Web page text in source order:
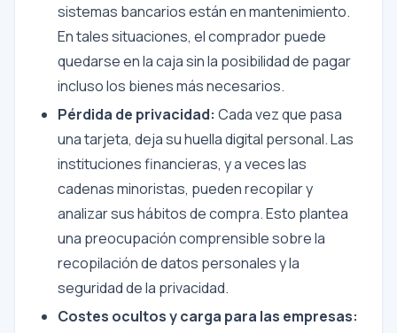
sistemas bancarios están en mantenimiento.
En tales situaciones, el comprador puede
quedarse en la caja sin la posibilidad de pagar
incluso los bienes más necesarios.
Pérdida de privacidad: Cada vez que pasa
una tarjeta, deja su huella digital personal. Las
instituciones financieras, y a veces las
cadenas minoristas, pueden recopilar y
analizar sus hábitos de compra. Esto plantea
una preocupación comprensible sobre la
recopilación de datos personales y la
seguridad de la privacidad.
Costes ocultos y carga para las empresas: